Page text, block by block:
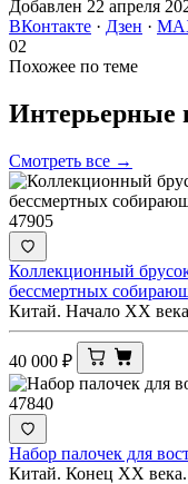
Добавлен 22 апреля
ВКонтакте · Дзен ·
02
Похожее по теме
Интерьерные
Смотреть все →
47905
Коллекционный
бессмертных
Китай. Начало XX
40 000 ₽
47840
Набор палочек для
Китай. Конец ХХ века.